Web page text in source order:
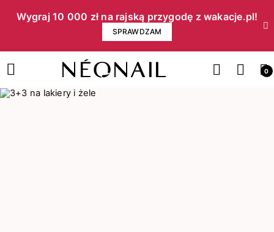
Wygraj 10 000 zł na rajską przygodę z wakacje.pl!​
SPRAWDZAM
0